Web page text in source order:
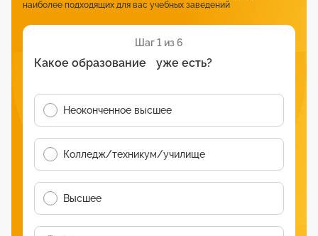
наиболее подходящих для вас учебных заведений
Шаг 1 из 6
Какое образование уже есть?
Неоконченное высшее
Колледж/техникум/училище
Высшее